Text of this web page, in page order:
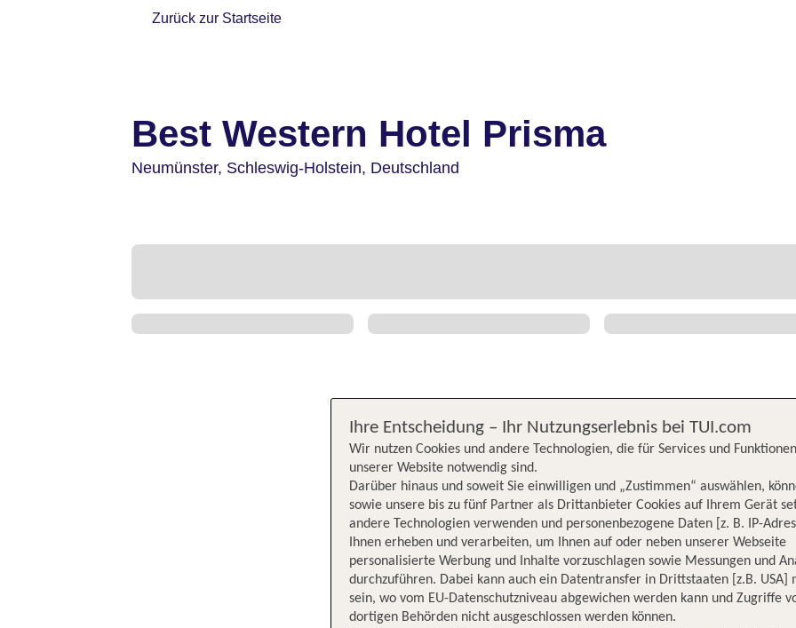
Zurück zur Startseite
Best Western Hotel Prisma
Neumünster, Schleswig-Holstein, Deutschland
Ihre Entscheidung – Ihr Nutzungserlebnis bei TUI.com
Wir nutzen Cookies und andere Technologien, die für Services und
unserer Website notwendig sind.
Darüber hinaus und soweit Sie einwilligen und „Zustimmen“ auswählen,
sowie unsere bis zu fünf Partner als Drittanbieter Cookies auf Ihrem Gerät
andere Technologien verwenden und personenbezogene Daten [z. B. IP-
Ihnen erheben und verarbeiten, um Ihnen auf oder neben unserer Webseite
personalisierte Werbung und Inhalte vorzuschlagen sowie Messungen und
durchzuführen. Dabei kann auch ein Datentransfer in Drittstaaten [z.B. USA]
sein, wo vom EU-Datenschutzniveau abgewichen werden kann und Zugriffe
dortigen Behörden nicht ausgeschlossen werden können.